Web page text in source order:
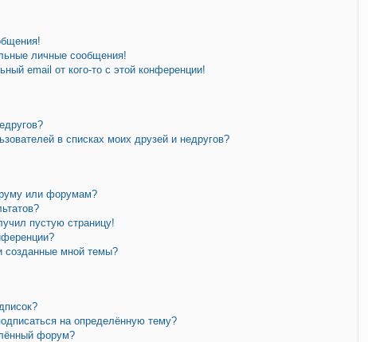
личные сообщения!
email от кого-то с этой конференции!
в списках моих друзей и недругов?
или форумам?
пустую страницу!
созданные мной темы?
на определённую тему?
форум?